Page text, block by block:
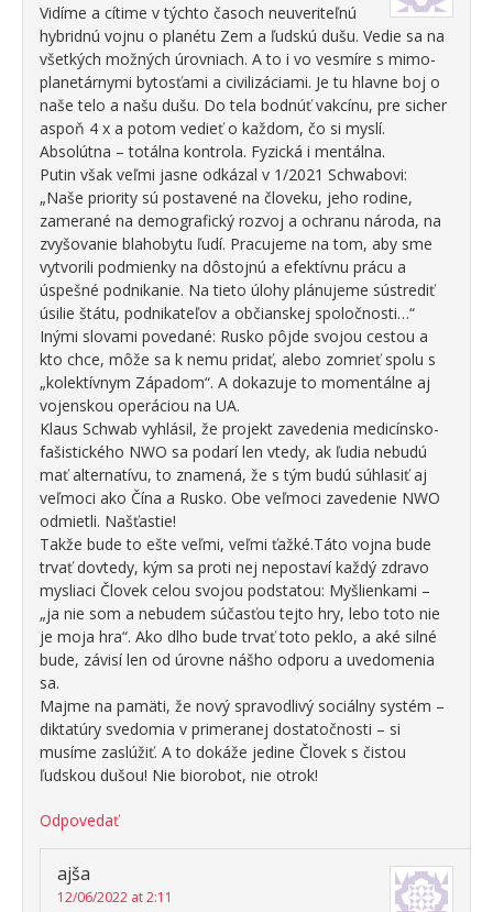
Vidíme a cítime v týchto časoch neuveriteľnú
hybridnú vojnu o planétu Zem a ľudskú dušu. Vedie sa na
všetkých možných úrovniach. A to i vo vesmíre s mimo-
planetárnymi bytosťami a civilizáciami. Je tu hlavne boj o
naše telo a našu dušu. Do tela bodnúť vakcínu, pre sicher
aspoň 4 x a potom vedieť o každom, čo si myslí.
Absolútna – totálna kontrola. Fyzická i mentálna.
Putin však veľmi jasne odkázal v 1/2021 Schwabovi:
„Naše priority sú postavené na človeku, jeho rodine,
zamerané na demografický rozvoj a ochranu národa, na
zvyšovanie blahobytu ľudí. Pracujeme na tom, aby sme
vytvorili podmienky na dôstojnú a efektívnu prácu a
úspešné podnikanie. Na tieto úlohy plánujeme sústrediť
úsilie štátu, podnikateľov a občianskej spoločnosti…“
Inými slovami povedané: Rusko pôjde svojou cestou a
kto chce, môže sa k nemu pridať, alebo zomrieť spolu s
„kolektívnym Západom“. A dokazuje to momentálne aj
vojenskou operáciou na UA.
Klaus Schwab vyhlásil, že projekt zavedenia medicínsko-
fašistického NWO sa podarí len vtedy, ak ľudia nebudú
mať alternatívu, to znamená, že s tým budú súhlasiť aj
veľmoci ako Čína a Rusko. Obe veľmoci zavedenie NWO
odmietli. Našťastie!
Takže bude to ešte veľmi, veľmi ťažké.Táto vojna bude
trvať dovtedy, kým sa proti nej nepostaví každý zdravo
mysliaci Človek celou svojou podstatou: Myšlienkami –
„ja nie som a nebudem súčasťou tejto hry, lebo toto nie
je moja hra“. Ako dlho bude trvať toto peklo, a aké silné
bude, závisí len od úrovne nášho odporu a uvedomenia
sa.
Majme na pamäti, že nový spravodlivý sociálny systém –
diktatúry svedomia v primeranej dostatočnosti – si
musíme zaslúžiť. A to dokáže jedine Človek s čistou
ľudskou dušou! Nie biorobot, nie otrok!
Odpovedať
ajša
12/06/2022 at 2:11